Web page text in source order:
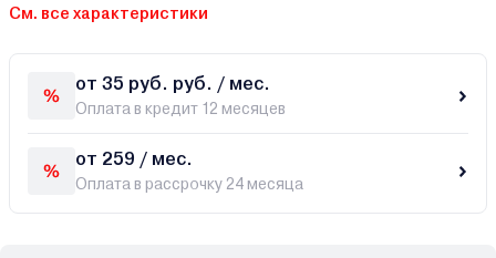
См. все характеристики
от 35 руб. руб. / мес.
Оплата в кредит 12 месяцев
от 259 / мес.
Оплата в рассрочку 24 месяца